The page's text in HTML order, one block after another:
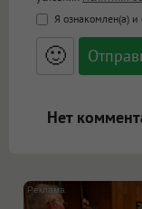
<b>,
<small>,
<blockquote>,
адреса URL
ссылками, и
Я ознакомлен(а) и
🙂
Нет